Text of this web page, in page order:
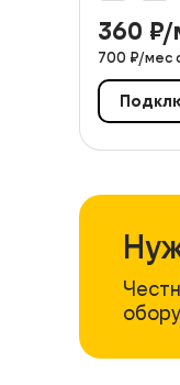
360 ₽/
700 ₽/мес